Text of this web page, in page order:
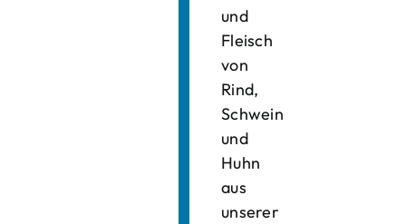
und
Fleisch
von
Rind,
Schwein
und
Huhn
aus
unserer